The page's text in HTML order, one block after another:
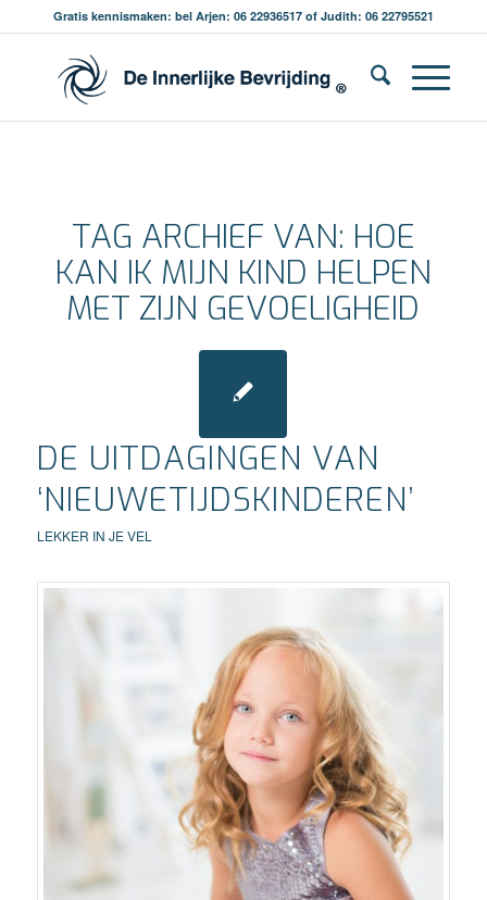
Gratis kennismaken: bel Arjen: 06 22936517 of Judith: 06 22795521
TAG ARCHIEF VAN: HOE
KAN IK MIJN KIND HELPEN
MET ZIJN GEVOELIGHEID
DE UITDAGINGEN VAN
‘NIEUWETIJDSKINDEREN’
LEKKER IN JE VEL